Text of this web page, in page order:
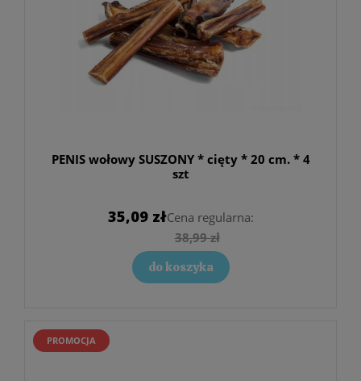
PENIS wołowy SUSZONY * cięty * 20 cm. * 4
szt
35,09 złCena regularna:
38,99 zł
do koszyka
PROMOCJA